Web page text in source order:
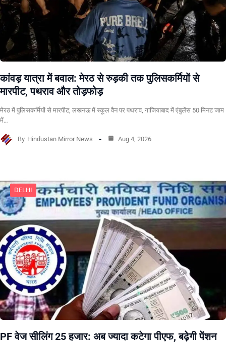
कांवड़ यात्रा में बवाल: मेरठ से रुड़की तक पुलिसकर्मियों से
मारपीट, पथराव और तोड़फोड़
मेरठ में पुलिसकर्मियों से मारपीट, लखनऊ में स्कूल वैन पर पथराव, गाजियाबाद में एंबुलेंस 50 मिनट जाम
में…
By Hindustan Mirror News Aug 4, 2026
DELHI
PF वेज सीलिंग 25 हजार: अब ज्यादा कटेगा पीएफ, बढ़ेगी पेंशन